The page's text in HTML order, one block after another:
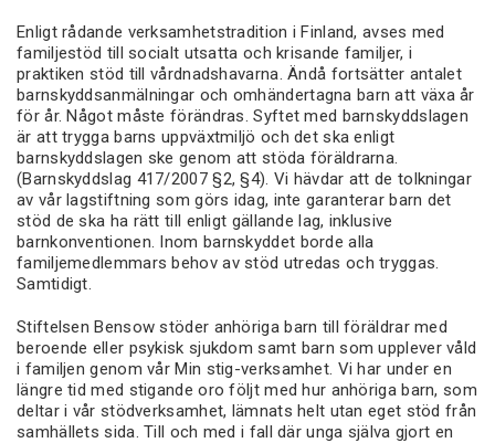
Enligt rådande verksamhetstradition i Finland, avses med
familjestöd till socialt utsatta och krisande familjer, i
praktiken stöd till vårdnadshavarna. Ändå fortsätter antalet
barnskyddsanmälningar och omhändertagna barn att växa år
för år. Något måste förändras. Syftet med barnskyddslagen
är att trygga barns uppväxtmiljö och det ska enligt
barnskyddslagen ske genom att stöda föräldrarna.
(Barnskyddslag 417/2007 §2, §4). Vi hävdar att de tolkningar
av vår lagstiftning som görs idag, inte garanterar barn det
stöd de ska ha rätt till enligt gällande lag, inklusive
barnkonventionen. Inom barnskyddet borde alla
familjemedlemmars behov av stöd utredas och tryggas.
Samtidigt.
Stiftelsen Bensow stöder anhöriga barn till föräldrar med
beroende eller psykisk sjukdom samt barn som upplever våld
i familjen genom vår Min stig-verksamhet. Vi har under en
längre tid med stigande oro följt med hur anhöriga barn, som
deltar i vår stödverksamhet, lämnats helt utan eget stöd från
samhällets sida. Till och med i fall där unga själva gjort en